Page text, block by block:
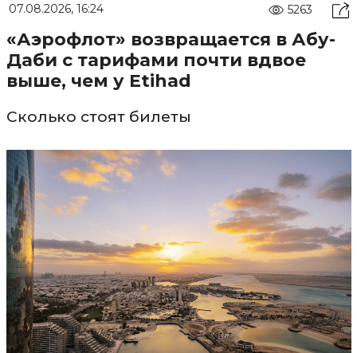
07.08.2026, 16:24 5263
«Аэрофлот» возвращается в Абу-
Даби с тарифами почти вдвое
выше, чем у Etihad
Сколько стоят билеты